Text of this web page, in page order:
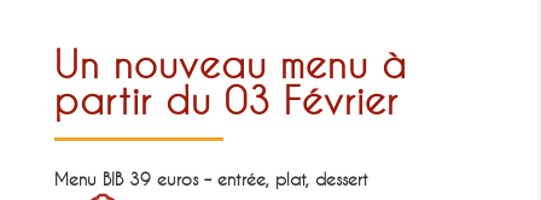
Un nouveau menu à
partir du 03 Février
Menu BIB 39 euros – entrée, plat, dessert